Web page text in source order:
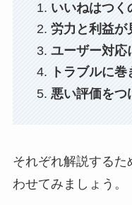
いいねはつく
労力と利益が
ユーザー対応
トラブルに
悪い評価をつ
それぞれ解説する
わせてみましょう。